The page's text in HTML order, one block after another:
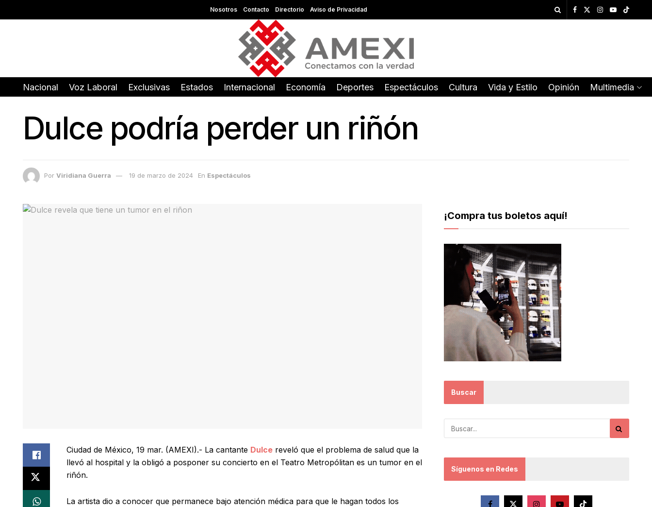
Nosotros Contacto Directorio Aviso de Privacidad
Nacional Voz Laboral Exclusivas Estados Internacional Economía Deportes Espectáculos Cultura Vida y Estilo Opinión Multimedia
Dulce podría perder un riñón
Por Viridiana Guerra 19 de marzo de 2024 En Espectáculos
Ciudad de México, 19 mar. (AMEXI).- La cantante Dulce reveló que el problema de salud que la
llevó al hospital y la obligó a posponer su concierto en el Teatro Metropólitan es un tumor en el
riñón.
La artista dio a conocer que permanece bajo atención médica para que le hagan todos los
¡Compra tus boletos aquí!
Buscar
Síguenos en Redes